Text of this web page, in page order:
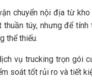
chuyển nội địa từ
túy, nhưng để tính
thể thiếu.
vụ trucking trọn gói
soát tốt rủi ro và tiết